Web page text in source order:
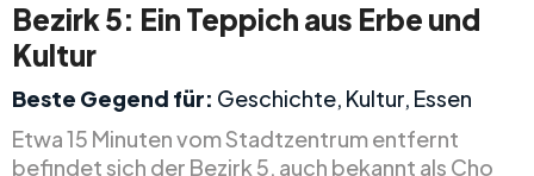
Bezirk 5: Ein Teppich aus Erbe und
Kultur
Beste Gegend für: Geschichte, Kultur, Essen
Etwa 15 Minuten vom Stadtzentrum entfernt
befindet sich der Bezirk 5, auch bekannt als Cho